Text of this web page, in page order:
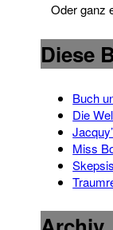
Oder ganz
Diese
Buch
Die
Miss